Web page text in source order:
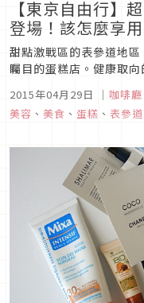
【東京自由行】
登場！該怎麼享
甜點激戰區的表參道地
矚目的蛋糕店。健康取
全不使用白砂糖和麵粉。
不僅販賣甜點，還有午餐
2015年04月29日 ｜ 咖啡廳
美容 、 美食 、 蛋糕 、 表參道